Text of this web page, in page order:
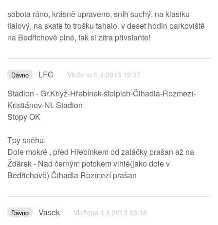
sobota ráno, krásně upraveno, sníh suchý, na klasiku
fialový, na skate to trošku tahalo. v deset hodin parkoviště
na Bedřichově plné, tak si zítra přivstaňte!
Dávno LFC Vloženo 5.4.2013 19:37
Stadion - Gr.Kříýž-Hřebínek-štolpich-Čihadla-Rozmezí-
Kristiánov-NL-Stadion
Stopy OK
Tpy sněhu:
Dole mokré , před Hřebínkem od zatáčky prašan až na
Žďárek - Nad černým potokem vlhlé(jako dole v
Bedřichově) Čihadla Rozmezí prašan
Dávno Vasek Vloženo 4.4.2013 23:18